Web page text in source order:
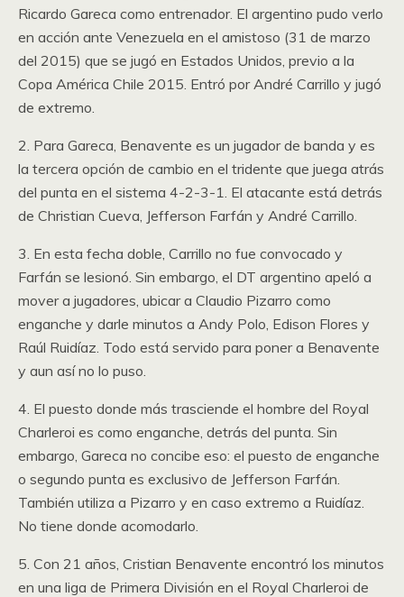
Ricardo Gareca como entrenador. El argentino pudo verlo
en acción ante Venezuela en el amistoso (31 de marzo
del 2015) que se jugó en Estados Unidos, previo a la
Copa América Chile 2015. Entró por André Carrillo y jugó
de extremo.
2. Para Gareca, Benavente es un jugador de banda y es
la tercera opción de cambio en el tridente que juega atrás
del punta en el sistema 4-2-3-1. El atacante está detrás
de Christian Cueva, Jefferson Farfán y André Carrillo.
3. En esta fecha doble, Carrillo no fue convocado y
Farfán se lesionó. Sin embargo, el DT argentino apeló a
mover a jugadores, ubicar a Claudio Pizarro como
enganche y darle minutos a Andy Polo, Edison Flores y
Raúl Ruidíaz. Todo está servido para poner a Benavente
y aun así no lo puso.
4. El puesto donde más trasciende el hombre del Royal
Charleroi es como enganche, detrás del punta. Sin
embargo, Gareca no concibe eso: el puesto de enganche
o segundo punta es exclusivo de Jefferson Farfán.
También utiliza a Pizarro y en caso extremo a Ruidíaz.
No tiene donde acomodarlo.
5. Con 21 años, Cristian Benavente encontró los minutos
en una liga de Primera División en el Royal Charleroi de